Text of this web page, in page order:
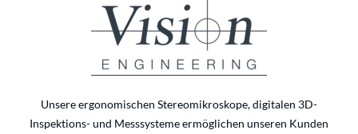
Unsere ergonomischen Stereomikroskope, digitalen 3D-
Inspektions- und Messsysteme ermöglichen unseren Kunden